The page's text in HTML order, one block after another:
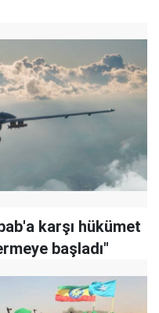
karşı hükümet
başladı"